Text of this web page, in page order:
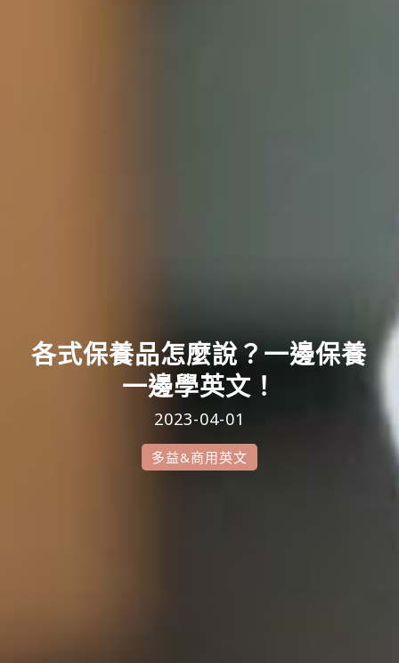
各式保養品怎麼說？一邊保養
一邊學英文！
2023-04-01
多益&商用英文